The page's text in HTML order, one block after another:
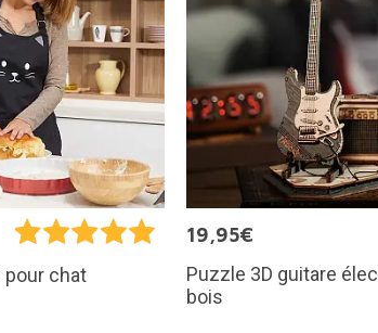
pour chat
19,95€
Puzzle 3D guitare
bois